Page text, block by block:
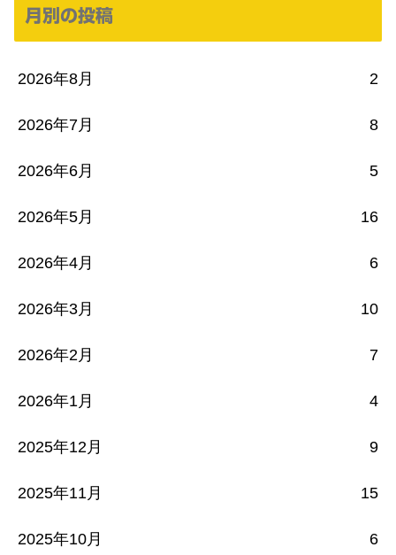
月別の投稿
2026年8月 2
2026年7月 8
2026年6月 5
2026年5月 16
2026年4月 6
2026年3月 10
2026年2月 7
2026年1月 4
2025年12月 9
2025年11月 15
2025年10月 6